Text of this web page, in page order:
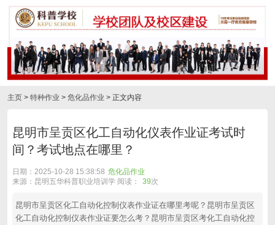
主页 > 特种作业 > 危化品作业 > 正文内容
昆明市呈贡区化工自动化仪表作业证考试时
间？考试地点在哪里？
日期：2025-10-28 15:38:58 危化品作业
来源：昆明五华科普职业培训学 阅读：
39次
昆明市呈贡区化工自动化控制仪表作业证在哪里考呢？昆明市呈贡区
化工自动化控制仪表作业证要怎么考？昆明市呈贡区考化工自动化控